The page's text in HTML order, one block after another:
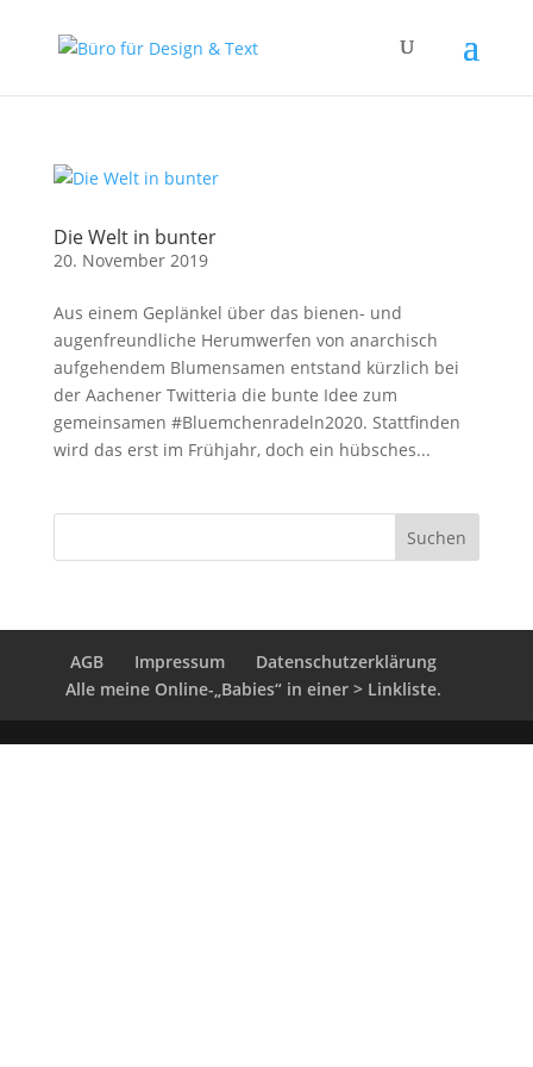
Die Welt in bunter
20. November 2019
Aus einem Geplänkel über das bienen- und
augenfreundliche Herumwerfen von anarchisch
aufgehendem Blumensamen entstand kürzlich bei
der Aachener Twitteria die bunte Idee zum
gemeinsamen #Bluemchenradeln2020. Stattfinden
wird das erst im Frühjahr, doch ein hübsches...
AGB Impressum
Datenschutzerklärung
Alle meine Online-„Babies“ in einer > Linkliste.